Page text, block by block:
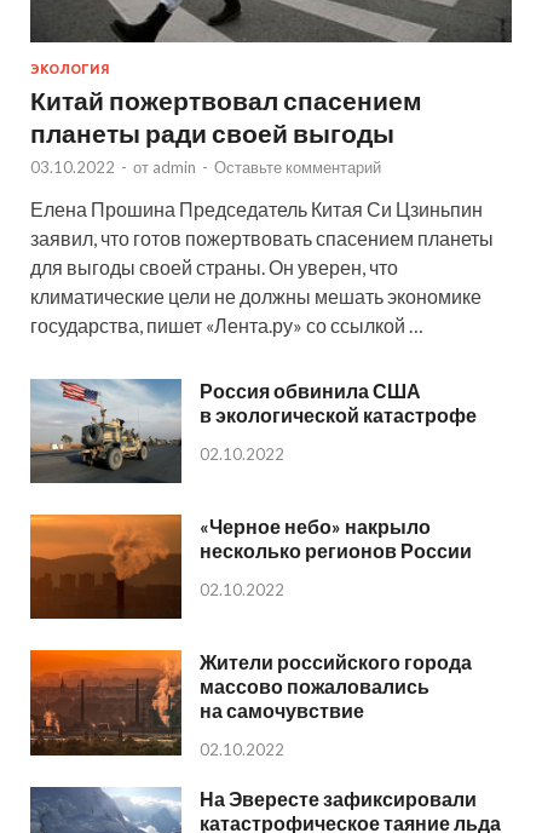
ЭКОЛОГИЯ
Китай пожертвовал спасением
планеты ради своей выгоды
03.10.2022 - от admin - Оставьте комментарий
Елена Прошина Председатель Китая Си Цзиньпин
заявил, что готов пожертвовать спасением планеты
для выгоды своей страны. Он уверен, что
климатические цели не должны мешать экономике
государства, пишет «Лента.ру» со ссылкой …
Россия обвинила США
в экологической катастрофе
02.10.2022
«Черное небо» накрыло
несколько регионов России
02.10.2022
Жители российского города
массово пожаловались
на самочувствие
02.10.2022
На Эвересте зафиксировали
катастрофическое таяние льда